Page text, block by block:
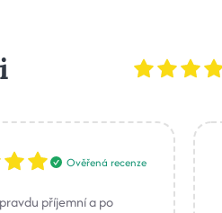
Ověřená recenze
příjemní a po